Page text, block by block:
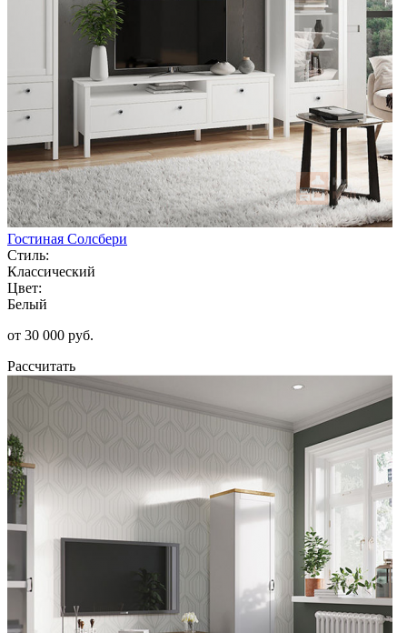
Гостиная Солсбери
Стиль:
Классический
Цвет:
Белый
от 30 000 руб.
Рассчитать